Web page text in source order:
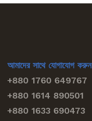
আমাদের সাথে যোগাযোগ করুন
+880 1760 649767
+880 1614 890501
+880 1633 690473